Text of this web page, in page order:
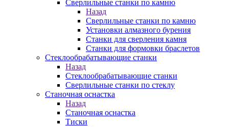
Сверлильные станки по камню
Назад
Сверлильные станки по камню
Установки алмазного бурения
Станки для сверления камня
Станки для формовки браслетов
Стеклообрабатывающие станки
Назад
Стеклообрабатывающие станки
Сверлильные станки по стеклу
Станочная оснастка
Назад
Станочная оснастка
Тиски